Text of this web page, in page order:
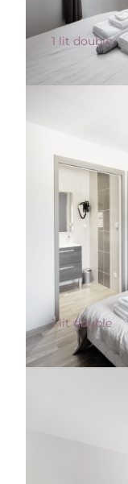
1 lit double
1 lit double